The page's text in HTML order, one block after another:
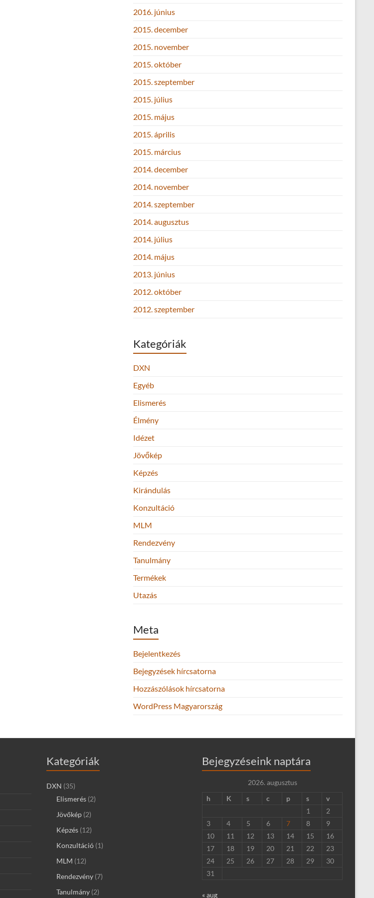
2016. június
2015. december
2015. november
2015. október
2015. szeptember
2015. július
2015. május
2015. április
2015. március
2014. december
2014. november
2014. szeptember
2014. augusztus
2014. július
2014. május
2013. június
2012. október
2012. szeptember
Kategóriák
DXN
Egyéb
Elismerés
Élmény
Idézet
Jövőkép
Képzés
Kirándulás
Konzultáció
MLM
Rendezvény
Tanulmány
Termékek
Utazás
Meta
Bejelentkezés
Bejegyzések hírcsatorna
Hozzászólások hírcsatorna
WordPress Magyarország
Kategóriák
DXN (35)
Elismerés (2)
Jövőkép (2)
Képzés (12)
Konzultáció (1)
MLM (12)
Rendezvény (7)
Tanulmány (2)
Bejegyzéseink naptára
2026. augusztus
h
K s c p s
v
1
2
3
4 5 6 7 8
9
10
11 12 13 14 15
16
17
18 19 20 21 22
23
24
25 26 27 28 29
30
31
« aug